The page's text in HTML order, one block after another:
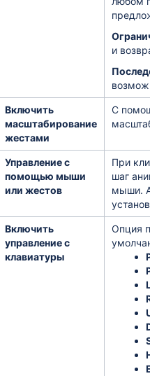
и
Включить
масштабирование
жестами
С
Управление с
помощью мыши
или жестов
При
шаг
мыши.
Включить
управление с
клавиатуры
Опция